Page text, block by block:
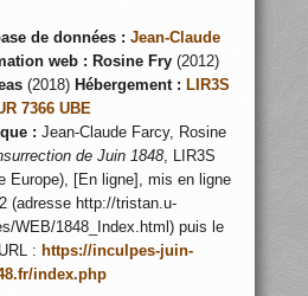
de données : Jean-Claude
web : Rosine Fry (2012)
(2018) Hébergement : LIR3S
7366 UBE
: Jean-Claude Farcy, Rosine
de Juin 1848, LIR3S
Europe), [En ligne], mis en ligne
(adresse http://tristan.u-
WEB/1848_Index.html) puis le
: https://inculpes-juin-
index.php